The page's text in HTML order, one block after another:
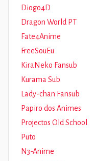
Diogo4D
Dragon World PT
Fate4Anime
FreeSouEu
KiraNeko Fansub
Kurama Sub
Lady-chan Fansub
Papiro dos Animes
Projectos Old School
Puto
N3-Anime